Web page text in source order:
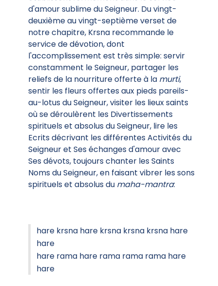
d'amour sublime du Seigneur. Du vingt-
deuxième au vingt-septième verset de
notre chapitre, Krsna recommande le
service de dévotion, dont
l'accomplissement est très simple: servir
constamment le Seigneur, partager les
reliefs de la nourriture offerte à la murti,
sentir les fleurs offertes aux pieds pareils-
au-lotus du Seigneur, visiter les lieux saints
où se déroulèrent les Divertissements
spirituels et absolus du Seigneur, lire les
Ecrits décrivant les différentes Activités du
Seigneur et Ses échanges d'amour avec
Ses dévots, toujours chanter les Saints
Noms du Seigneur, en faisant vibrer les sons
spirituels et absolus du maha-mantra:
hare krsna hare krsna krsna krsna hare
hare
hare rama hare rama rama rama hare
hare